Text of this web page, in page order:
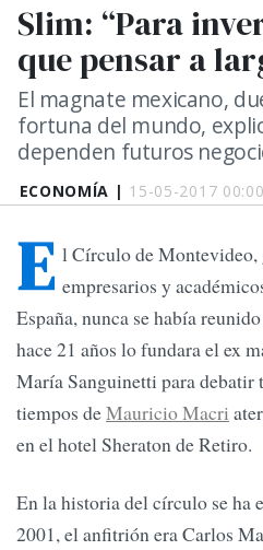
ECONOMÍA | 15-05-2017 00:00
Slim: “Para
que pensar a
El magnate mexicano,
fortuna del mundo,
dependen futuros
E l Círculo de Montevideo,
empresarios y
España, nunca se había
hace 21 años lo fundara el ex
María Sanguinetti para debatir
tiempos deMauricio Macri
en el hotel Sheraton de Retiro.
En la historia del círculo se ha
2001, el anfitrión era Carlos